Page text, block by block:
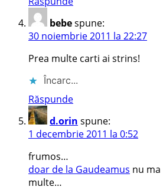
bebespune:
30 noiembrie 2011 la 22:27
Prea multe carti ai strins!
Încarc...
Răspunde
d.orin spune:
1 decembrie 2011 la 0:52
frumos…
doar de la Gaudeamus nu
multe…